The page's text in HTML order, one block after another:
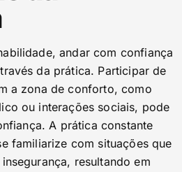
andar com confiança
da prática. Participar de
a zona de conforto, como
ou interações sociais, pode
A prática constante
familiarize com situações que
resultando em